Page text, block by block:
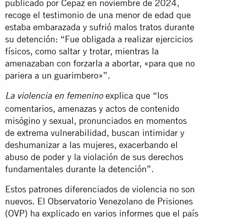
publicado por Cepaz en noviembre de 2024,
recoge el testimonio de una menor de edad que
estaba embarazada y sufrió malos tratos durante
su detención: “Fue obligada a realizar ejercicios
físicos, como saltar y trotar, mientras la
amenazaban con forzarla a abortar, «para que no
pariera a un guarimbero»”.
La violencia en femeninoexplica que “los
comentarios, amenazas y actos de contenido
misógino y sexual, pronunciados en momentos
de extrema vulnerabilidad, buscan intimidar y
deshumanizar a las mujeres, exacerbando el
abuso de poder y la violación de sus derechos
fundamentales durante la detención”.
Estos patrones diferenciados de violencia no son
nuevos. El Observatorio Venezolano de Prisiones
(OVP) ha explicado en varios informes que el país